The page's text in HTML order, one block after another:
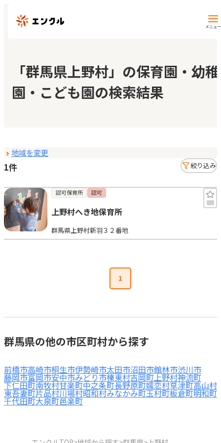
メニュー
保育園・幼稚園を探す
地図から探す
マイページ
お気に入り
見学日記
お知らせ
「群馬県上野村」の保育園・幼稚
園・こども園の検索結果
地域を変更
1件 絞り込み
認可保育所 認可
上野村へき地保育所
群馬県上野村新羽３２番地
1
群馬県の他の市区町村から探す
前橋市高崎市桐生市伊勢崎市太田市沼田市館林市渋川市
藤岡市富岡市安中市みどり市榛東村吉岡町上野村神流町
下仁田町南牧村甘楽町中之条町長野原町嬬恋村草津町高山村
東吾妻町片品村川場村昭和村みなかみ町玉村町板倉町明和町
千代田町大泉町邑楽町